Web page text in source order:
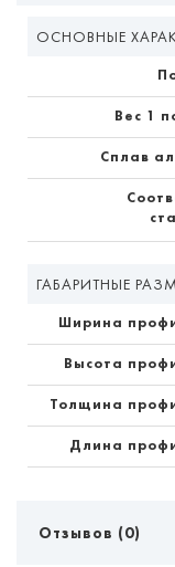
ОСНОВНЫЕ
Вес 1
Сплав
ГАБАРИТНЫЕ
Ширина
Высота
Толщина
Длина
Отзывов (0)